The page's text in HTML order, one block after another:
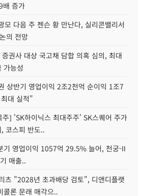
배 증가
모 다음 주 젠슨 황 만난다, 실리콘밸리서
의 전망
권사 대상 국고채 담합 의혹 심의, 최대
가능성
상반기 영업이익 2조2천억 순이익 1조7
대 실적"
주] 'SK하이닉스 최대주주' SK스퀘어 주가
코스피 반도..
기 영업이익 1057억 29.5% 늘어, 천궁-II
매출..
츠 "2028년 초과배당 검토", 디앤디플랫
콜론 문래 매각으..